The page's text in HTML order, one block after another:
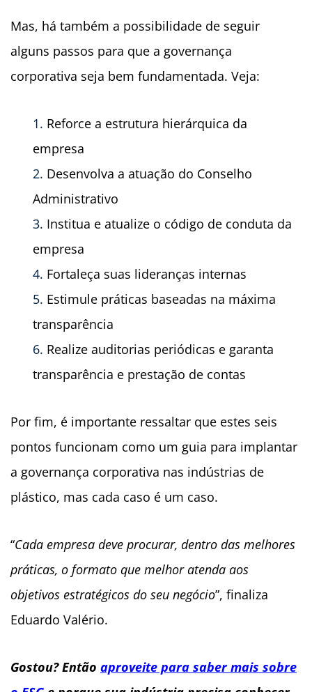
Mas, há também a possibilidade de seguir
alguns passos para que a governança
corporativa seja bem fundamentada. Veja:
Reforce a estrutura hierárquica da
empresa
Desenvolva a atuação do Conselho
Administrativo
Institua e atualize o código de conduta da
empresa
Fortaleça suas lideranças internas
Estimule práticas baseadas na máxima
transparência
Realize auditorias periódicas e garanta
transparência e prestação de contas
Por fim, é importante ressaltar que estes seis
pontos funcionam como um guia para implantar
a governança corporativa nas indústrias de
plástico, mas cada caso é um caso.
“Cada empresa deve procurar, dentro das melhores
práticas, o formato que melhor atenda aos
objetivos estratégicos do seu negócio”, finaliza
Eduardo Valério.
Gostou? Então aproveite para saber mais sobre